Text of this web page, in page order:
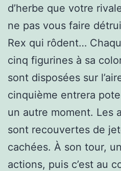
d’herbe que votre
ne pas vous faire
Rex qui rôdent…
cinq figurines à sa
sont disposées sur
cinquième entrera
un autre moment. Les
sont recouvertes de
cachées. À son tour,
actions, puis c’est au